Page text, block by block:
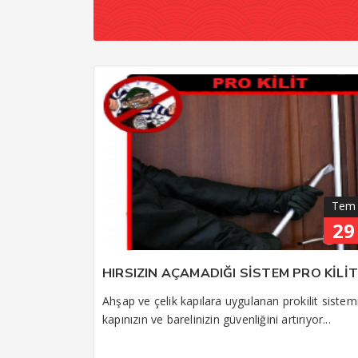
Tem
29
HIRSIZIN AÇAMADIĞI SİSTEM PRO KİLİT
Ahşap ve çelik kapılara uygulanan prokilit
kapınızın ve barelinizin güvenliğini artırıyor...